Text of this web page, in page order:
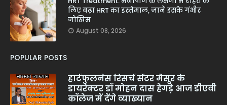
लिए बढ़ा HRT का इस्तेमाल, जानें इसके गंभीर
जोखिम
August 08, 2026
POPULAR POSTS
हार्टफुलनेस रिसर्च सेंटर मैसूर के
डायरेक्टर डॉ मोहन दास हेगड़े आज डीएवी
कॉलेज में देंगे व्याख्यान